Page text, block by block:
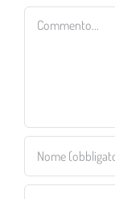
Commento